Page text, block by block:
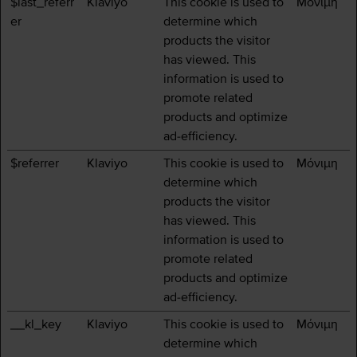
er
determine which
products the visitor
has viewed. This
information is used to
promote related
products and optimize
ad-efficiency.
$referrer Klaviyo
This cookie is used to
determine which
products the visitor
has viewed. This
information is used to
promote related
products and optimize
ad-efficiency.
Μόνιμη
__kl_key Klaviyo
This cookie is used to
determine which
Μόνιμη